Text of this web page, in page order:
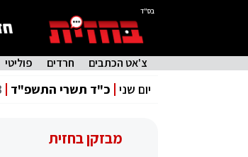
בס"ד
צ'אט הכתבים חרדים פוליטי
יום שני כ"ד תשרי התשפ"ד
מבזקן בחזית